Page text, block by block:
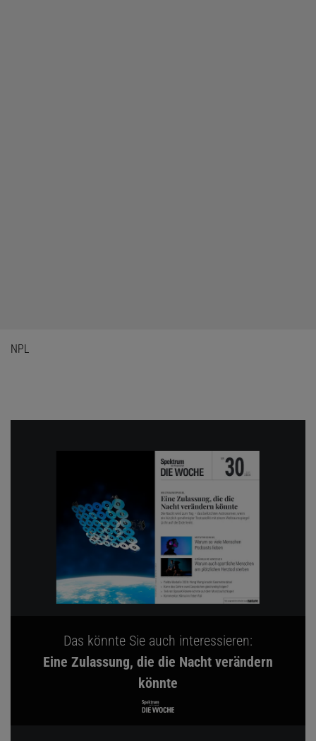
NPL
Das könnte Sie auch interessieren:
Eine Zulassung, die die Nacht verändern
könnte